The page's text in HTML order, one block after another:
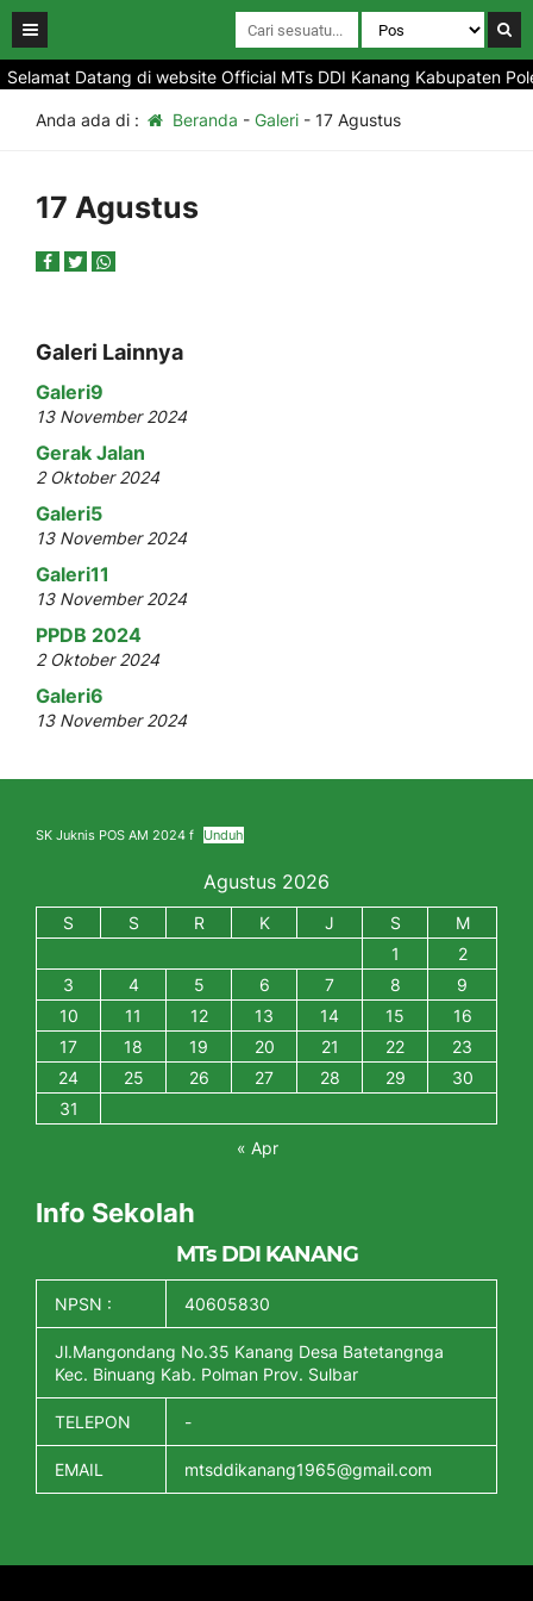
Selamat Datang di website Official MTs DDI Kanang Kabupaten
Anda ada di : Beranda - Galeri- 17 Agustus
17 Agustus
Galeri Lainnya
Galeri9
13 November 2024
Gerak Jalan
2 Oktober 2024
Galeri5
13 November 2024
Galeri11
13 November 2024
PPDB 2024
2 Oktober 2024
Galeri6
13 November 2024
SK Juknis POS AM 2024 f Unduh
Agustus 2026
S S R K J S
M
1
2
3
4 5 6 7 8
9
10
11 12 13 14 15
16
17
18 19 20 21 22
23
24
25 26 27 28 29
30
31
« Apr
Info Sekolah
MTs DDI KANANG
NPSN : 40605830
Jl.Mangondang No.35 Kanang Desa Batetangnga
Kec. Binuang Kab. Polman Prov. Sulbar
TELEPON -
EMAIL mtsddikanang1965@gmail.com